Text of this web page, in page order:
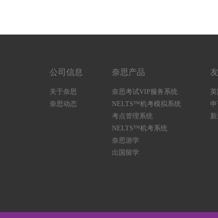
公司信息
关于奈思
奈思动态
奈思产品
奈思考试VIP服务系统
NELTS™机考模拟系统
考点管理系统
NELTS™机考系统
奈思游学
出国留学